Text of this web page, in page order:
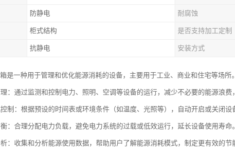
防静电 耐腐蚀
柜式结构 是否支持加工定制
抗静电 安装方式
是一种用于管理和优化能源消耗的设备，主要用于工业、商业和住宅等场所
：通过监测和控制电力、照明、空调等设备的运行，减少不必要的能源浪费
制：根据预设的时间表或环境条件（如温度、光照等），自动开启或关闭设
：合理分配电力负载，避免电力系统的过载或低效运行，延长设备使用寿命。
：收集和分析能源使用数据，帮助用户了解能源消耗模式，制定更有效的节